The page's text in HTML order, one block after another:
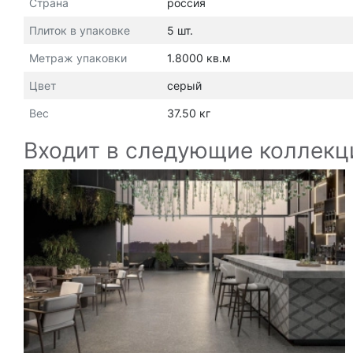
Страна россия
Плиток в упаковке 5 шт.
Метраж упаковки 1.8000 кв.м
Цвет серый
Вес 37.50 кг
Входит в следующие